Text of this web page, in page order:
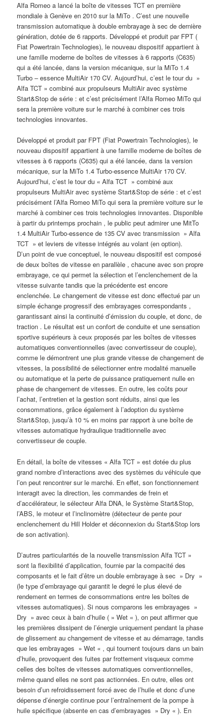
Alfa Romeo a lancé la boîte de vitesses TCT en première
mondiale à Genève en 2010 sur la MiTo . C’est une nouvelle
transmission automatique à double embrayage à sec de dernière
génération, dotée de 6 rapports. Développé et produit par FPT (
Fiat Powertrain Technologies), le nouveau dispositif appartient à
une famille moderne de boîtes de vitesses à 6 rapports (C635)
qui a été lancée, dans la version mécanique, sur la MiTo 1.4
Turbo – essence MultiAir 170 CV. Aujourd’hui, c’est le tour du »
Alfa TCT » combiné aux propulseurs MultiAir avec système
Start&Stop de série : et c’est précisément l’Alfa Romeo MiTo qui
sera la première voiture sur le marché à combiner ces trois
technologies innovantes.
Développé et produit par FPT (Fiat Powertrain Technologies), le
nouveau dispositif appartient à une famille moderne de boîtes de
vitesses à 6 rapports (C635) qui a été lancée, dans la version
mécanique, sur la MiTo 1.4 Turbo-essence MultiAir 170 CV.
Aujourd’hui, c’est le tour du « Alfa TCT » combiné aux
propulseurs MultiAir avec système Start&Stop de série : et c’est
précisément l’Alfa Romeo MiTo qui sera la première voiture sur le
marché à combiner ces trois technologies innovantes. Disponible
à partir du printemps prochain , le public peut admirer une MitTo
1.4 MultiAir Turbo-essence de 135 CV avec transmission » Alfa
TCT » et leviers de vitesse intégrés au volant (en option).
D’un point de vue conceptuel, le nouveau dispositif est composé
de deux boîtes de vitesse en parallèle , chacune avec son propre
embrayage, ce qui permet la sélection et l’enclenchement de la
vitesse suivante tandis que la précédente est encore
enclenchée. Le changement de vitesse est donc effectué par un
simple échange progressif des embrayages correspondants ,
garantissant ainsi la continuité d’émission du couple, et donc, de
traction . Le résultat est un confort de conduite et une sensation
sportive supérieurs à ceux proposés par les boîtes de vitesses
automatiques conventionnelles (avec convertisseur de couple),
comme le démontrent une plus grande vitesse de changement de
vitesses, la possibilité de sélectionner entre modalité manuelle
ou automatique et la perte de puissance pratiquement nulle en
phase de changement de vitesses. En outre, les coûts pour
l’achat, l’entretien et la gestion sont réduits, ainsi que les
consommations, grâce également à l’adoption du système
Start&Stop, jusqu’à 10 % en moins par rapport à une boîte de
vitesses automatique hydraulique traditionnelle avec
convertisseur de couple.
En détail, la boîte de vitesses « Alfa TCT » est dotée du plus
grand nombre d’interactions avec des systèmes du véhicule que
l’on peut rencontrer sur le marché. En effet, son fonctionnement
interagit avec la direction, les commandes de frein et
d’accélérateur, le sélecteur Alfa DNA, le Système Start&Stop,
l’ABS, le moteur et l’inclinomètre (détecteur de pente pour
enclenchement du Hill Holder et déconnexion du Start&Stop lors
de son activation).
D’autres particularités de la nouvelle transmission Alfa TCT »
sont la flexibilité d’application, fournie par la compacité des
composants et le fait d’être un double embrayage à sec » Dry »
(le type d’embrayage qui garantit le degré le plus élevé de
rendement en termes de consommations entre les boîtes de
vitesses automatiques). Si nous comparons les embrayages »
Dry » avec ceux à bain d’huile ( » Wet « ), on peut affirmer que
les premières dissipent de l’énergie uniquement pendant la phase
de glissement au changement de vitesse et au démarrage, tandis
que les embrayages » Wet « , qui tournent toujours dans un bain
d’huile, provoquent des fuites par frottement visqueux comme
celles des boîtes de vitesses automatiques conventionnelles,
même quand elles ne sont pas actionnées. En outre, elles ont
besoin d’un refroidissement forcé avec de l’huile et donc d’une
dépense d’énergie continue pour l’entraînement de la pompe à
huile spécifique (absente en cas d’embrayages » Dry « ). En